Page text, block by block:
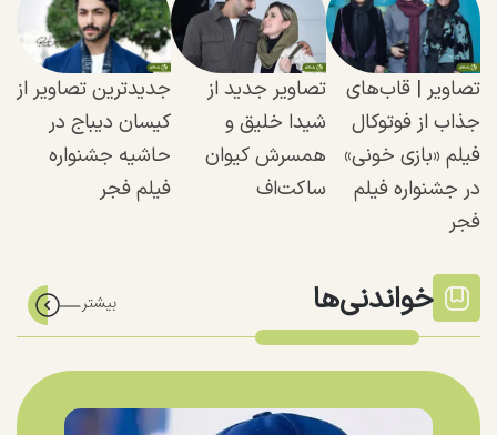
تصاویر | قاب‌های
جذاب از فوتوکال
فیلم «بازی خونی»
در جشنواره فیلم
فجر
تصاویر جدید از
شیدا خلیق و
همسرش کیوان
ساکت‌اف
جدیدترین تصاویر از
کیسان دیباج در
حاشیه جشنواره
فیلم فجر
خواندنی‌ها